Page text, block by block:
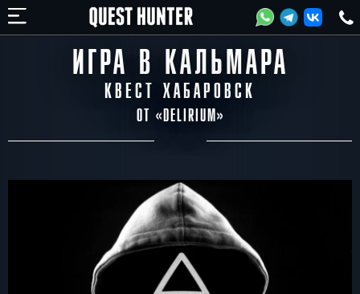
ИГРА В КАЛЬМАРА
КВЕСТ ХАБАРОВСК
ОТ « DELIRIUM»